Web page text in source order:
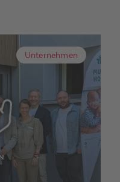
Unternehmen